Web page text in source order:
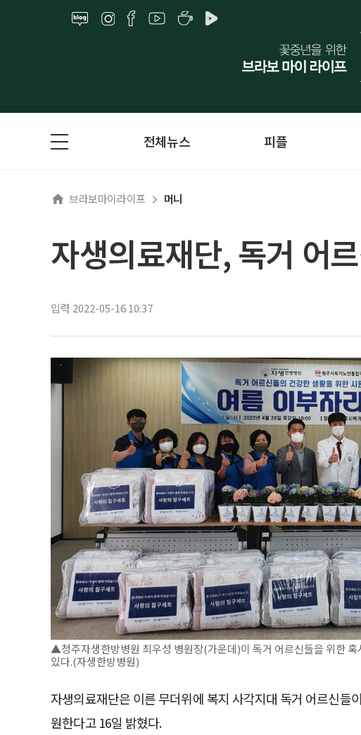
전체뉴스 피플
브라보마이라이프 머니
자생의료재단, 독거 어
입력 2022-05-16 10:37
▲청주자생한방병원 최우성 병원장(가운데)이 독거 어르신들을 위한
있다.(자생한방병원)
자생의료재단은 이른 무더위에 복지 사각지대 독거 어르신들
원한다고 16일 밝혔다.